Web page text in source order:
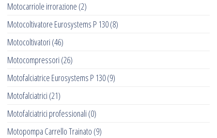
Motocarriole irrorazione (2)
Motocoltivatore Eurosystems P 130(8)
Motocoltivatori (46)
Motocompressori (26)
Motofalciatrice Eurosystems P 130(9)
Motofalciatrici (21)
Motofalciatrici professionali (0)
Motopompa Carrello Trainato (9)